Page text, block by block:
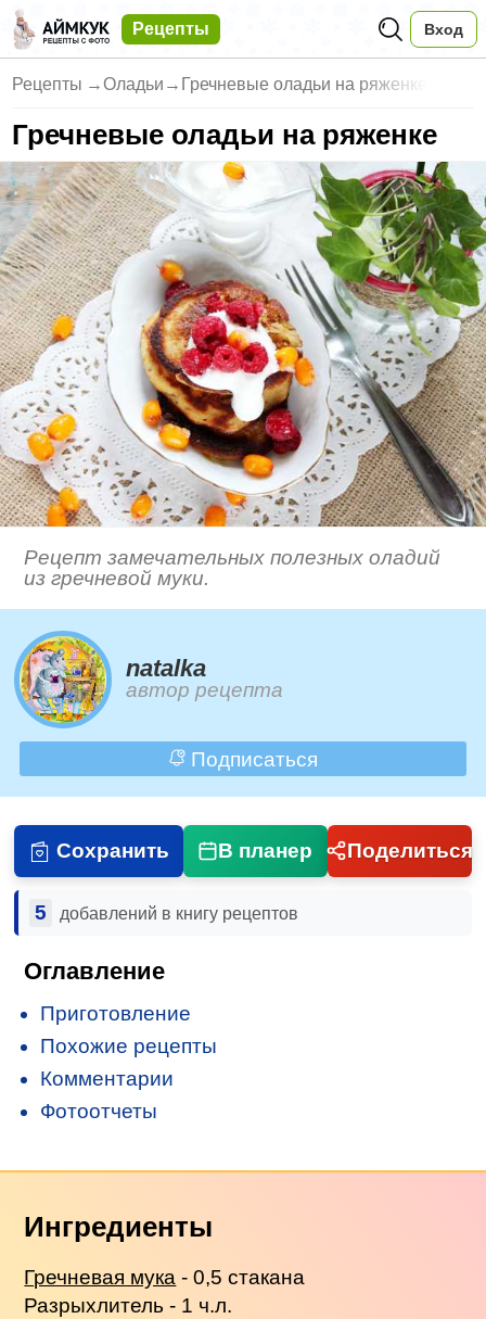
Рецепты Вход
Рецепты →Оладьи → Гречневые оладьи на ряженке
Гречневые оладьи на ряженке
Рецепт замечательных полезных оладий
из гречневой муки.
natalka
автор рецепта
Подписаться
Сохранить В планер Поделиться
5 добавлений в книгу рецептов
Оглавление
Приготовление
Похожие рецепты
Комментарии
Фотоотчеты
Ингредиенты
Гречневая мука - 0,5 стакана
Разрыхлитель - 1 ч.л.